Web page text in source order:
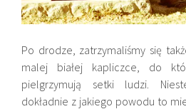
Po drodze, zatrzymaliśmy się
malej białej kapliczce, do
pielgrzymują setki ludzi.
dokładnie z jakiego powodu to